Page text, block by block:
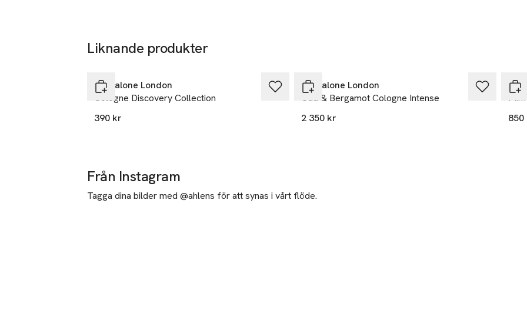
Liknande produkter
Jo Malone London
Cologne Discovery Collection
390 kr
Jo Malone London
Oud & Bergamot Cologne Intense
2 350 kr
Jo
850
Från Instagram
Tagga dina bilder med @ahlens för att synas i vårt flöde.